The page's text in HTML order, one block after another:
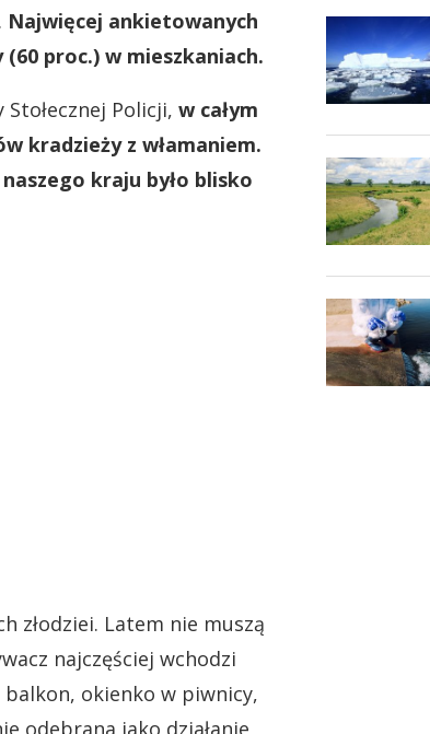
Najwięcej ankietowanych
(60 proc.) w mieszkaniach.
Policji, w całym
kradzieży z włamaniem.
kraju było blisko
złodziei. Latem nie muszą
najczęściej wchodzi
okienko w piwnicy,
odebrana jako działanie